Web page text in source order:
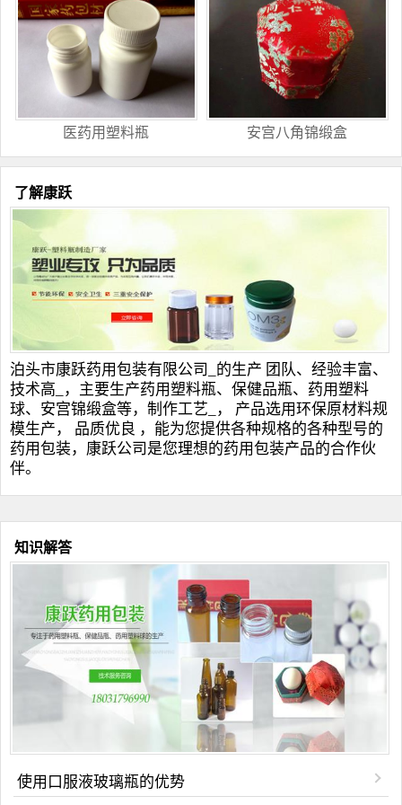
医药用塑料瓶 安宫八角锦缎盒
了解康跃
泊头市康跃药用包装有限公司_的生产 团队、经验丰富、
技术高_，主要生产药用塑料瓶、 保健品瓶、 药用塑料
球、安宫锦缎盒等，制作工艺_， 产品选用环保原材料规
模生产， 品质优良 ，能为您提供各种规格的各种型号的
药用包装，康跃公司是您理想的药用包装产品的合作伙
伴。
知识解答
使用口服液玻璃瓶的优势